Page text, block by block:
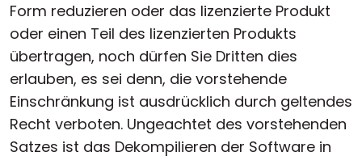
Form reduzieren oder das lizenzierte Produkt
oder einen Teil des lizenzierten Produkts
übertragen, noch dürfen Sie Dritten dies
erlauben, es sei denn, die vorstehende
Einschränkung ist ausdrücklich durch geltendes
Recht verboten. Ungeachtet des vorstehenden
Satzes ist das Dekompilieren der Software in